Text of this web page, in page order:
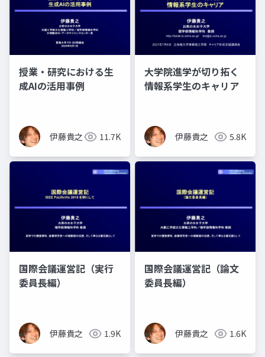
授業・研究における生
成AIの活用事例
伊藤貴之 11.7K
大学院進学が切り拓く
情報系学生のキャリア
伊藤貴之 5.8K
国際会議運営記（実行
委員長編）
伊藤貴之 1.9K
国際会議運営記（論文
委員長編）
伊藤貴之 1.6K